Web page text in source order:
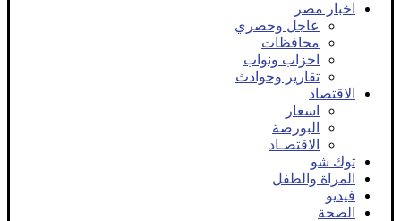
اخبار مصر
عاجل وحصري
محافظات
احزاب ونواب
تقارير وحوادث
الاقتصاد
اسعار
البورصة
الاقتصـاد
توك شو
المراة والطفل
فيديو
الصحة